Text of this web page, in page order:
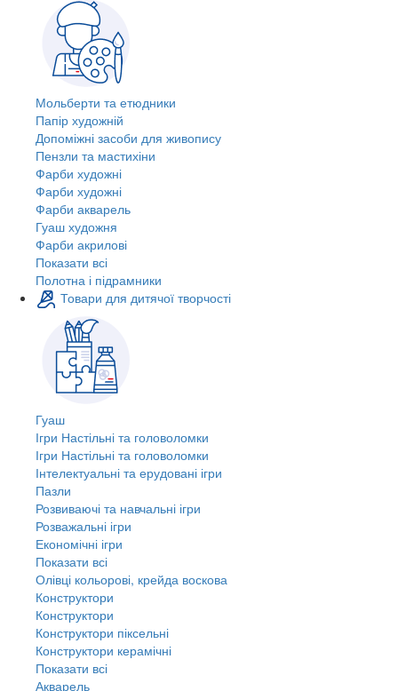
Мольберти та етюдники
Папір художній
Допоміжні засоби для живопису
Пензли та мастихіни
Фарби художні
Фарби художні
Фарби акварель
Гуаш художня
Фарби акрилові
Показати всі
Полотна і підрамники
Товари для дитячої творчості
Гуаш
Ігри Настільні та головоломки
Ігри Настільні та головоломки
Інтелектуальні та ерудовані ігри
Пазли
Розвиваючі та навчальні ігри
Розважальні ігри
Економічні ігри
Показати всі
Олівці кольорові, крейда воскова
Конструктори
Конструктори
Конструктори піксельні
Конструктори керамічні
Показати всі
Акварель